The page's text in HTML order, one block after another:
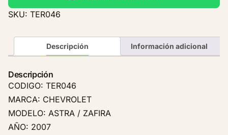
T
e
o
t
a
t
o
C
SKU: TER046
Descripción Información adicional
Descripción
CODIGO: TER046
MARCA: CHEVROLET
MODELO: ASTRA / ZAFIRA
AÑO: 2007